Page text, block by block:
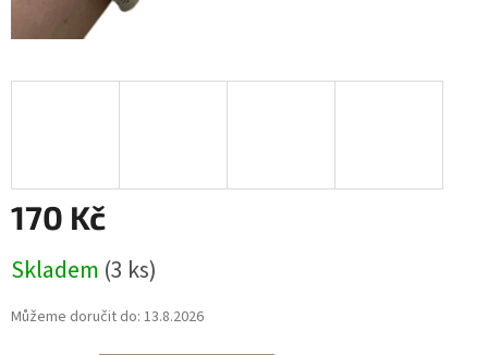
170 Kč
cena:
Skladem (3 ks)
Můžeme doručit do: 13.8.2026